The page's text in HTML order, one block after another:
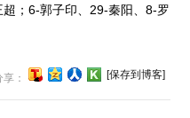
；6-郭子印、29-秦阳、8-罗
享： [保存到博客]